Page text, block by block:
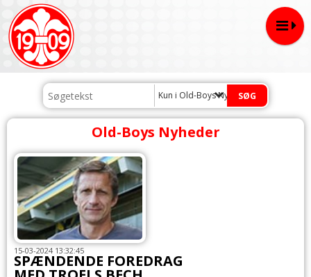
Kun i Old-Boys Nyheder
Old-Boys Nyheder
15-03-2024 13:32:45
SPÆNDENDE FOREDRAG